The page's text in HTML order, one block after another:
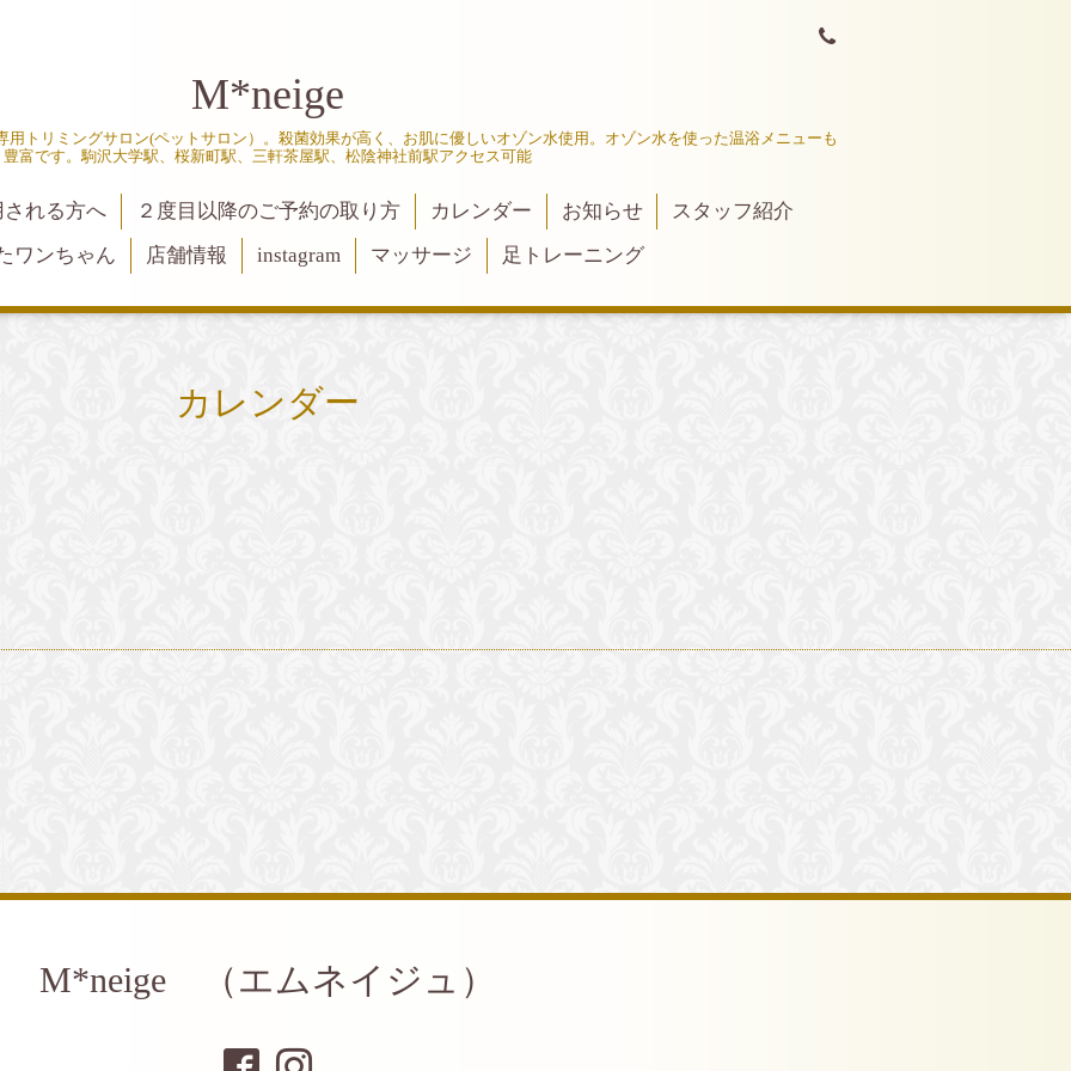
M*neige
トリミングサロン(ペットサロン）。殺菌効果が高く、お肌に優しいオゾン水使用。オゾン水を使った温浴メニューも
豊富です。駒沢大学駅、桜新町駅、三軒茶屋駅、松陰神社前駅アクセス可能
れる方へ ２度目以降のご予約の取り方 カレンダー お知らせ
スタッフ紹介
ワンちゃん
店舗情報 instagram マッサージ 足トレーニング
カレンダー
M*neige （エムネイジュ）